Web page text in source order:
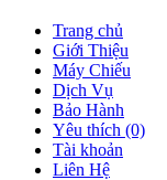
Trang chủ
Giới Thiệu
Máy Chiếu
Dịch Vụ
Bảo Hành
Yêu thích (0)
Tài khoản
Liên Hệ